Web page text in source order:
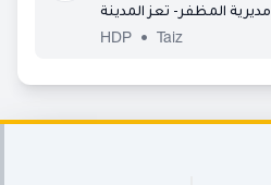
مديرية المظفر- تعز المدينة
HDP
• Taiz